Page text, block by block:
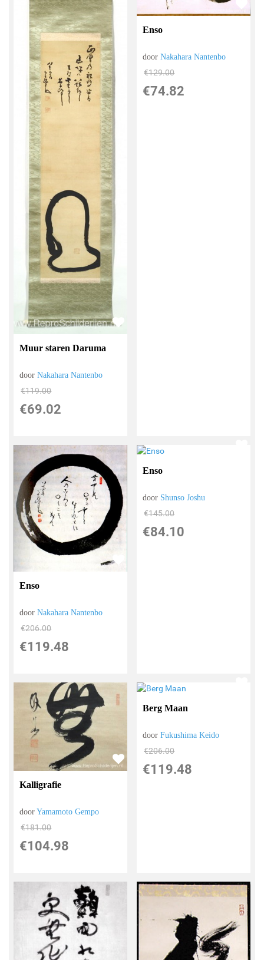
Muur staren Daruma
doorNakahara Nantenbo
€119.00
€69.02
Enso
doorNakahara Nantenbo
€129.00
€74.82
Enso
doorNakahara Nantenbo
€206.00
€119.48
Enso
door Shunso Joshu
€145.00
€84.10
Kalligrafie
doorYamamoto Gempo
€181.00
€104.98
Berg Maan
doorFukushima Keido
€206.00
€119.48